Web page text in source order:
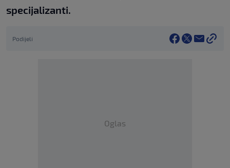
specijalizanti.
Podijeli
Oglas